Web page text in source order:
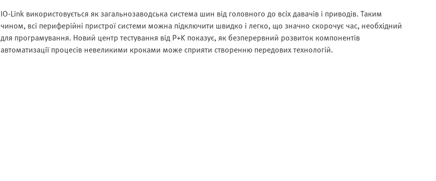
IO-Link використовується як загальнозаводська система шин від головного до всіх давачів і приводів. Таким
чином, всі периферійні пристрої системи можна підключити швидко і легко, що значно скорочує час, необхідний
для програмування. Новий центр тестування від P+K показує, як безперервний розвиток компонентів
автоматизації процесів невеликими кроками може сприяти створенню передових технологій.